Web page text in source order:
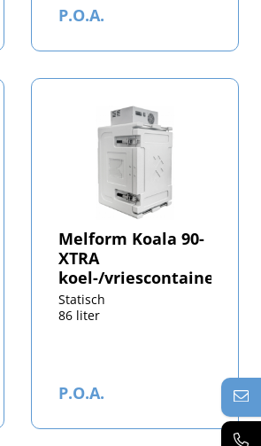
P.O.A.
Melform Koala 90-
XTRA
koel-/vriescontainer
Statisch
86 liter
P.O.A.